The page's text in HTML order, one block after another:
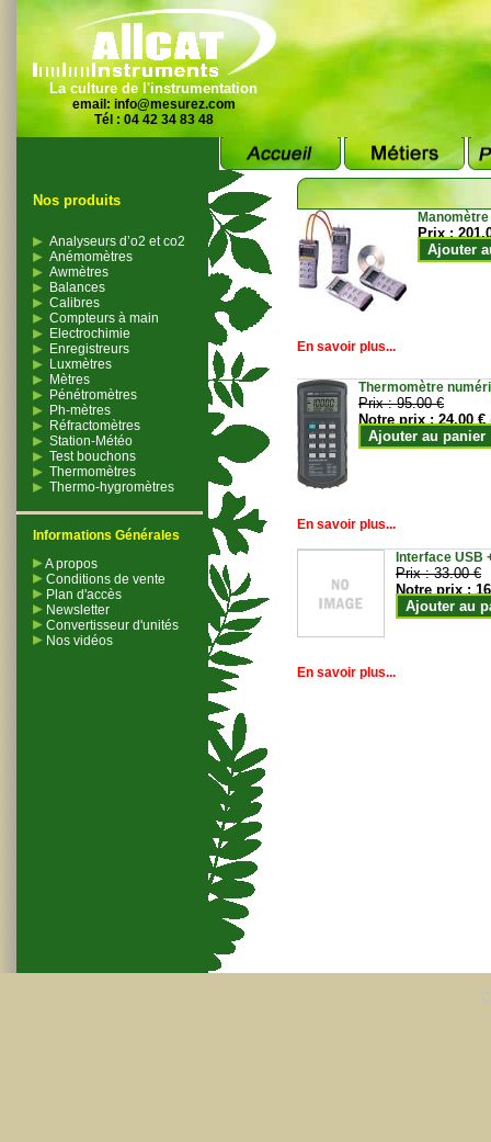
La culture de l'instrumentation
email: info@mesurez.com
Tél : 04 42 34 83 48
Nos produits
Analyseurs d’o2 et co2
Anémomètres
Awmètres
Balances
Calibres
Compteurs à main
Electrochimie
Enregistreurs
Luxmètres
Mètres
Pénétromètres
Ph-mètres
Réfractomètres
Station-Météo
Test bouchons
Thermomètres
Thermo-hygromètres
Informations Générales
A propos
Conditions de vente
Plan d'accès
Newsletter
Convertisseur d'unités
Nos vidéos
Prix :
Ajouter
En savoir plus...
Thermomètre
Prix :95.00 €
Notre prix :24.00 €
Ajouter au panier
En savoir plus...
Interface USB
Prix :33.00 €
Notre prix :
Ajouter au
En savoir plus...